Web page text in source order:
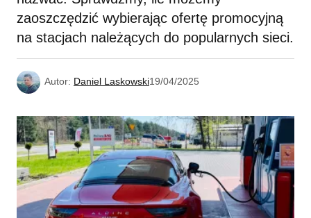
zaoszczędzić wybierając ofertę promocyjną
na stacjach należących do popularnych sieci.
Autor: Daniel Laskowski19/04/2025